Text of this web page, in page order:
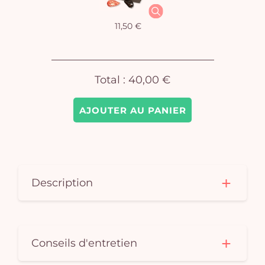
AJOUTER AU PANIER
11,50 €
Total : 40,00 €
Description
Conseils d'entretien